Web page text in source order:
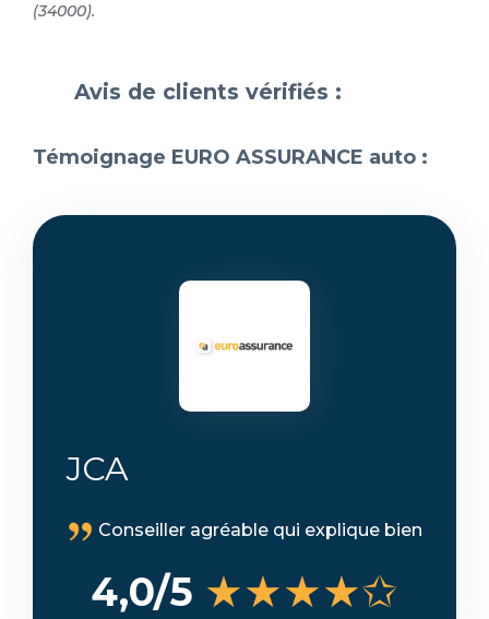
(34000).
Avis de clients vérifiés :
Témoignage EURO ASSURANCE auto :
JCA
Conseiller agréable qui explique bien
4,0/5 ★★★★✩